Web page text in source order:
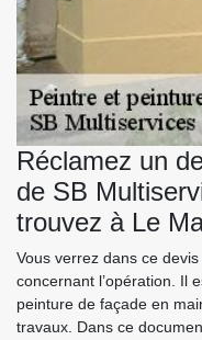
Réclamez un
de SB
trouvez à Le
Vous verrez dans ce
concernant l’opération. Il
peinture de façade en
travaux. Dans ce